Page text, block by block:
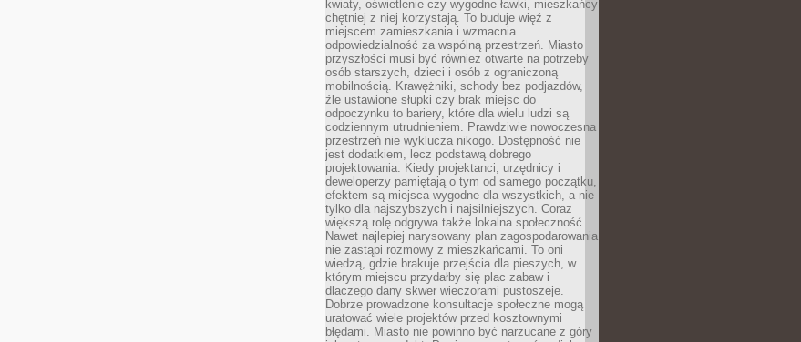
kwiaty, oświetlenie czy wygodne ławki, mieszkańcy
chętniej z niej korzystają. To buduje więź z
miejscem zamieszkania i wzmacnia
odpowiedzialność za wspólną przestrzeń. Miasto
przyszłości musi być również otwarte na potrzeby
osób starszych, dzieci i osób z ograniczoną
mobilnością. Krawężniki, schody bez podjazdów,
źle ustawione słupki czy brak miejsc do
odpoczynku to bariery, które dla wielu ludzi są
codziennym utrudnieniem. Prawdziwie nowoczesna
przestrzeń nie wyklucza nikogo. Dostępność nie
jest dodatkiem, lecz podstawą dobrego
projektowania. Kiedy projektanci, urzędnicy i
deweloperzy pamiętają o tym od samego początku,
efektem są miejsca wygodne dla wszystkich, a nie
tylko dla najszybszych i najsilniejszych. Coraz
większą rolę odgrywa także lokalna społeczność.
Nawet najlepiej narysowany plan zagospodarowania
nie zastąpi rozmowy z mieszkańcami. To oni
wiedzą, gdzie brakuje przejścia dla pieszych, w
którym miejscu przydałby się plac zabaw i
dlaczego dany skwer wieczorami pustoszeje.
Dobrze prowadzone konsultacje społeczne mogą
uratować wiele projektów przed kosztownymi
błędami. Miasto nie powinno być narzucane z góry